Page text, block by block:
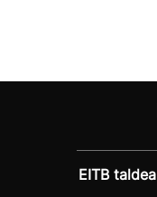
EITB taldea